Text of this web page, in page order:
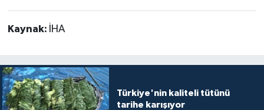
Kaynak: İHA
Türkiye'nin kaliteli tütünü
tarihe karışıyor